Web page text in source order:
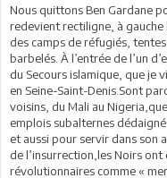
Nous quittons Ben Gardane
redevient rectiligne, à
des camps de réfugiés,
barbelés. À l’entrée de l’un
du Secours islamique, que je
en Seine-Saint-Denis.Sont
voisins, du Mali au
emplois subalternes
et aussi pour servir dans son
de l’insurrection,les Noirs
révolutionnaires comme «